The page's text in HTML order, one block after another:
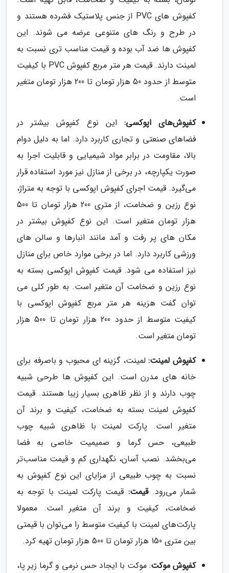
کفپوش های PVC از جنس پلاستیک فشرده هستند و
در طرح و رنگ های متنوعی عرضه می شوند. این
کفپوش ها ضد آب بوده و قیمت مناسب تری نسبت به
لمینت دارند. قیمت هر متر مربع کفپوش PVC با کیفیت
متوسط از حدود 50 هزار تومان تا 200 هزار تومان متغیر
است.
کفپوش‌های اپوکسی: این نوع کفپوش بیشتر در
فضاهای صنعتی و تجاری کاربرد دارد. اما به دلیل دوام
بالا، مقاومت در برابر مواد شیمیایی و قابلیت اجرا به
صورت یکپارچه، در برخی از منازل نیز مورد استفاده قرار
می‌گیرد. قیمت اجرای کفپوش اپوکسی با توجه به متراژ،
نوع رزین و ضخامت، از متری 200 هزار تومان تا 500
هزار تومان متغیر است. این نوع کفپوش بیشتر در
مکان های پر رفت و آمد مانند انبارها و سالن های
ورزشی کاربرد دارد. اما در برخی موارد خاص برای منازل
نیز استفاده می شود. قیمت کفپوش اپوکسی بسته به
نوع رزین و ضخامت آن متغیر است. به طور کلی می
توان گفت هزینه هر متر مربع کفپوش اپوکسی با
کیفیت متوسط از حدود 200 هزار تومان تا 500 هزار
تومان متغیر است.
کفپوش لمینت:لمینت، گزینه ای محبوب و باصرفه برای
خانه های مدرن است. این کفپوش ها طرحی شبیه
چوب دارند و از نظر ظاهری بسیار زیبا هستند. قیمت
کفپوش لمینت بسته به ضخامت، کیفیت و برند آن
متغیر است. پارکت لمینت با ظاهری شبیه چوب
طبیعی، حس گرما و صمیمیت خاصی به فضا
می‌بخشد. نصب آسان، نگهداری کم و قیمت مناسب‌تر
نسبت به چوب طبیعی از مزایای این نوع کفپوش به
شمار می‌رود.قیمت: قیمت پارکت لمینت با توجه به
ضخامت، کیفیت و برند آن متغیر است. معمولا
پارکت‌های لمینت با کیفیت متوسط را می‌توان با قیمتی
بین متری 150 هزار تومان تا 500 هزار تومان تهیه کرد.
کفپوش موکت: موکت با ایجاد حس نرمی و گرما زیر پا،